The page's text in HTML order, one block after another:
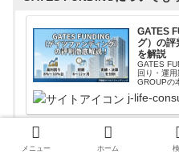
GATES
グ）の評
を解説
GATES
回り・運
GROUPの
ます。登
j-life-
メニュー ホーム